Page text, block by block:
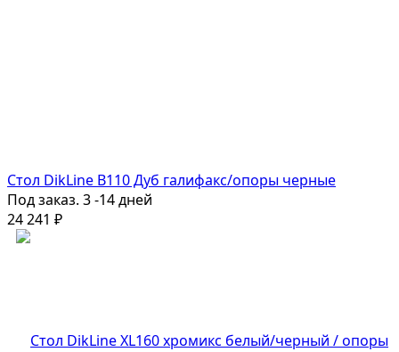
Стол DikLine B110 Дуб галифакс/опоры черные
Под заказ. 3 -14 дней
24 241 ₽